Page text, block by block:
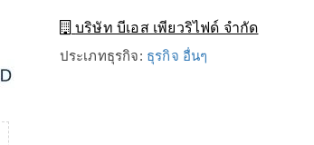
บริษัท บีเอส เพียวริไฟด์ จำกัด
ประเภทธุรกิจ: ธุรกิจ อื่นๆ